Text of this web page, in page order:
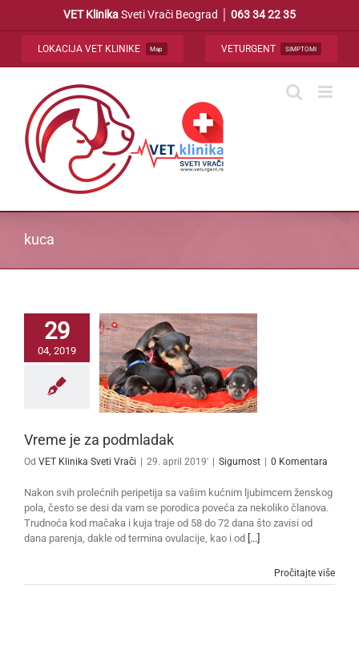
VET KlinikaSveti Vrači Beograd │ 063 34 22 35
LOKACIJA VET KLINIKE Map VETURGENT SIMPTOMI
kuca
29
04, 2019
Vreme je za podmladak
Od VET Klinika Sveti Vrači 29. april 2019' Sigurnost 0 Komentara
Nakon svih prolećnih peripetija sa vašim kućnim ljubimcem ženskog
pola, često se desi da vam se porodica poveća za nekoliko članova.
Trudnoća kod mačaka i kuja traje od 58 do 72 dana što zavisi od
dana parenja, dakle od termina ovulacije, kao i od [...]
Pročitajte više